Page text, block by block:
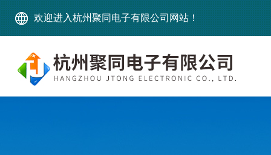
欢迎进入杭州聚同电子有限公司网站！